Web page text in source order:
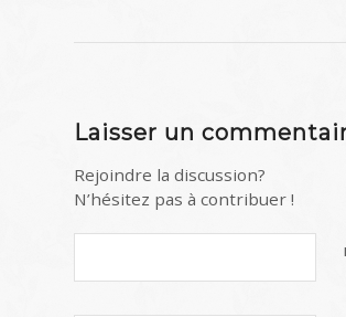
Laisser un
Rejoindre la discussion?
N’hésitez pas à contribuer !